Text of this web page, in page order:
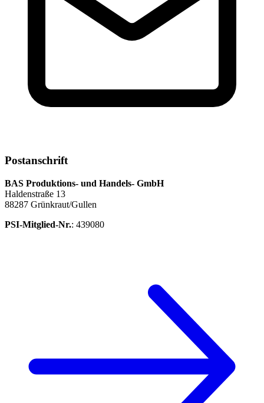
Postanschrift
BAS Produktions- und Handels- GmbH
Haldenstraße 13
88287 Grünkraut/Gullen
PSI-Mitglied-Nr.: 439080